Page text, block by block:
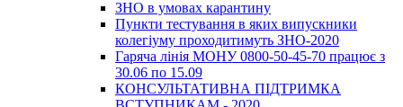
ЗНО в умовах карантину
Пункти тестування в яких випускники
колегіуму проходитимуть ЗНО-2020
Гаряча лінія МОНУ 0800-50-45-70 працює з
30.06 по 15.09
КОНСУЛЬТАТИВНА ПІДТРИМКА